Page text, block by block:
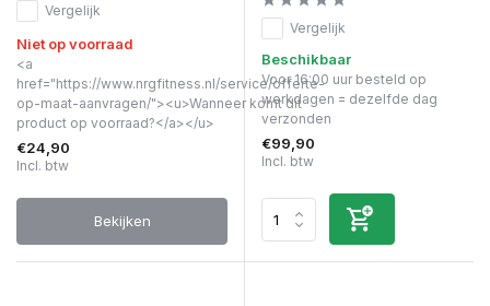
Vergelijk
Niet op voorraad
<a
href="https://www.nrgfitness.nl/service/offerte-
op-maat-aanvragen/"><u>Wanneer komt dit
product op voorraad?</a></u>
€24,90
Incl. btw
Bekijken
Vergelijk
Beschikbaar
Voor 16:00 uur besteld op
werkdagen = dezelfde dag
verzonden
€99,90
Incl. btw